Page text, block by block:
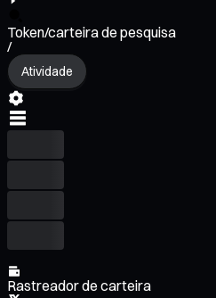
Token/carteira de pesquisa
/
Atividade
Rastreador de carteira